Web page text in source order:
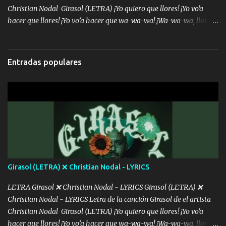
Christian Nodal Girasol (LETRA) ¡Yo quiero que llores! ¡Yo vo'a
hacer que llores! ¡Yo vo’a hacer que wa-wa-wa! ¡Wa-wa-wa, llores!
cada que intentas cantar Cada que intentas rapear, cada que
intentas rimar Pobre payaso que usa a todo el mundo pa' conectar
con la gente Dices "Latino Gang" pero pisas a to'a tu gente Pa’ dar
menos se prudente Hoy me sabe a mierda, traigo un Balvin en los
dientes Por falta de empatía le toca ser resiliente ¿Acaso eres
consciente de los followers que mueves? Parcerito, abre los ojos y
ve el poder que tienes Otro chiste malo son los nombres de tus
álbum's "José, vibras colores con la energía del diablo " ¿Si ...
Entradas populares
Girasol (LETRA) ❌ Christian Nodal - LYRICS
LETRA Girasol ❌ Christian Nodal - LYRICS Girasol (LETRA) ❌
Christian Nodal - LYRICS Letra de la canción Girasol de el artista
Christian Nodal Girasol (LETRA) ¡Yo quiero que llores! ¡Yo vo'a
hacer que llores! ¡Yo vo’a hacer que wa-wa-wa! ¡Wa-wa-wa, llores!